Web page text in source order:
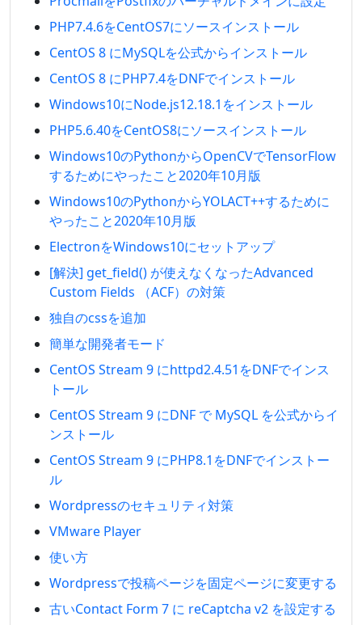
PHP7.4.6をCentOS7にソースインストール
CentOS 8 にMySQLを公式からインストール
CentOS 8 にPHP7.4をDNFでインストール
Windows10にNode.js12.18.1をインストール
PHP5.6.40をCentOS8にソースインストール
Windows10のPythonからOpenCVでTensorFlow
するためにやったこと2020年10月版
Windows10のPythonからYOLACT++するために
やったこと2020年10月版
ElectronをWindows10にセットアップ
[解決] get_field() が使えなくなったAdvanced
Custom Fields （ACF）の対策
独自のcssを追加
簡単な開発者モード
CentOS Stream 9 にhttpd2.4.51をDNFでインス
トール
CentOS Stream 9 にDNF で MySQL を公式からイ
ンストール
CentOS Stream 9 にPHP8.1をDNFでインストー
ル
Wordpressのセキュリティ対策
VMware Player
使い方
Wordpressで投稿ページを固定ページに変更する
古いContact Form 7 に reCaptcha v2 を設定する